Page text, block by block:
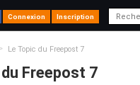
Connexion Inscription
Le Topic du Freepost 7
Freepost 7